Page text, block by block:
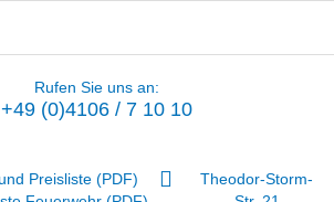
Rufen Sie uns an:
+49 (0)4106 / 7 10 10
Preisliste (PDF)
Theodor-Storm-